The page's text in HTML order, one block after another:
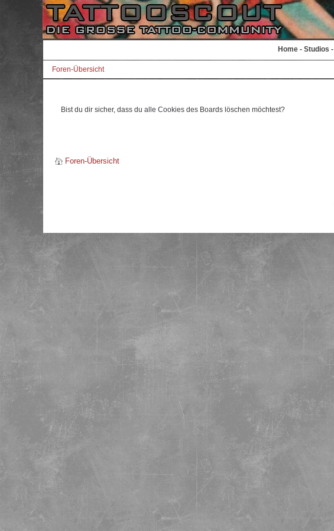
Home - Studios -
Foren-Übersicht
Bist du dir sicher, dass du alle Cookies des Boards löschen möchtest?
Foren-Übersicht